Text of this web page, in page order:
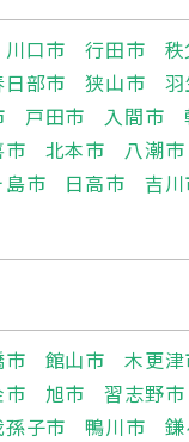
川口市 行田市
日部市 狭山市
戸田市 入間市
市 北本市 八潮市
市 日高市 吉川
市 館山市 木更津
市 旭市 習志野市
孫子市 鴨川市